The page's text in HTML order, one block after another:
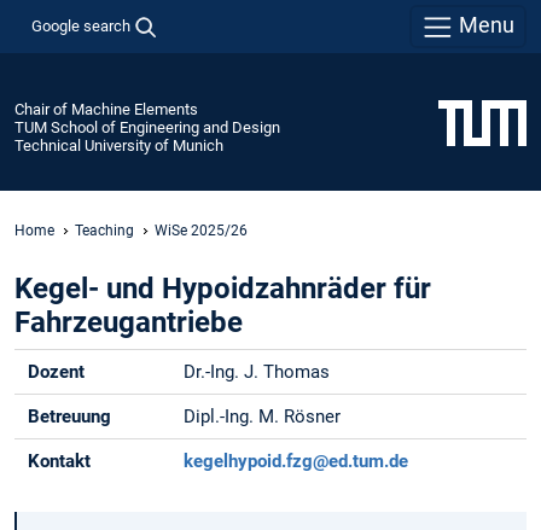
Google search Menu
Chair of Machine Elements
TUM School of Engineering and Design
Technical University of Munich
Home Teaching WiSe 2025/26
Kegel- und Hypoidzahnräder für
Fahrzeugantriebe
Dozent Dr.-Ing. J. Thomas
Betreuung Dipl.-Ing. M. Rösner
Kontakt kegelhypoid.fzg@ed.tum.de